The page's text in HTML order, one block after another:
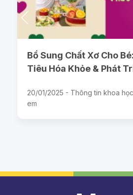
Bổ Sung Chất Xơ Cho
Tiêu Hóa Khỏe & Phát
20/01/2025 - Thông tin khoa
em